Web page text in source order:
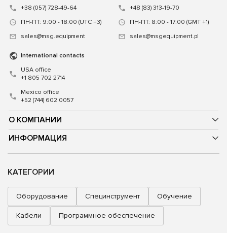
О КОМПАНИИ
ИНФОРМАЦИЯ
+38 (057) 728-49-64
ПН-ПТ: 9:00 - 18:00 (UTC +3)
sales@msg.equipment
+48 (83) 313-19-70
ПН-ПТ: 8:00 - 17:00 (GMT +1)
sales@msgequipment.pl
International contacts
USA office
+1 805 702 2714
Mexico office
+52 (744) 602 0057
КАТЕГОРИИ
Оборудование Специнструмент Обучение
Кабели Программное обеспечение